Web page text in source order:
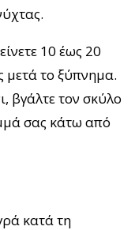
10 έως 20
μετά το ξύπνημα.
βγάλτε τον σκύλο
σας κάτω από
κατά τη